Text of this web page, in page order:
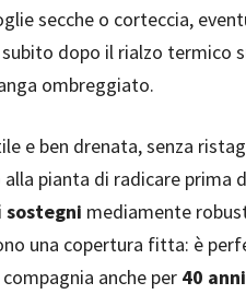
secche o corteccia,
dopo il rialzo termico
ombreggiato.
e ben drenata, senza
pianta di radicare prima
sostegni mediamente
una copertura fitta: è
anche per 40 anni